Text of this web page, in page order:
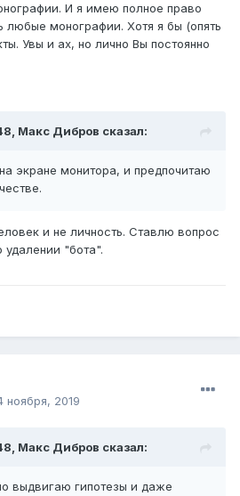
И я имею полное право
любые монографии. Хотя я бы (опять
Увы и ах, но лично Вы постоянно
Макс Дибров сказал:
экране монитора, и предпочитаю
и не личность. Ставлю вопрос
"бота".
ноября, 2019
Макс Дибров сказал:
выдвигаю гипотезы и даже